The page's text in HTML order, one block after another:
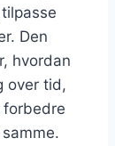
Den
hvordan
over tid,